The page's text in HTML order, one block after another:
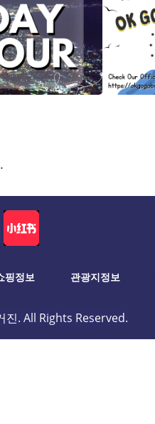
핑정보 관광지정보
. All Rights Reserved.